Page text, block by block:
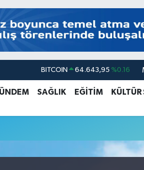
BITCOIN 64.643,95 %0.16
DOLAR 47,6704 %0
GRAM ALTIN 6500.87 %0.12
BİST100 13.799 %70
SAĞLIK EĞİTİM